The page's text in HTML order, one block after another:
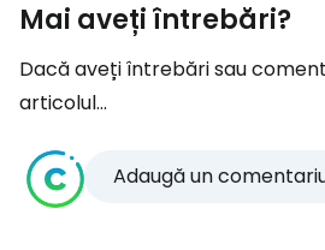
Mai aveți întrebări?
Dacă aveți întrebări sau
articolul...
Adaugă un